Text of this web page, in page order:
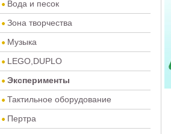
Вода и песок
Зона творчества
Музыка
LEGO,DUPLO
Эксперименты
Тактильное оборудование
Пертра